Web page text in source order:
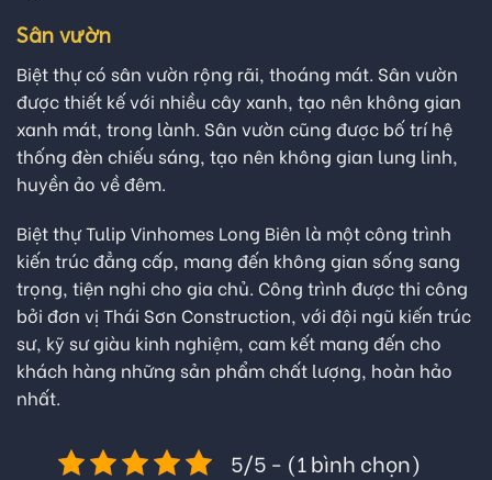
Sân vườn
Biệt thự có sân vườn rộng rãi, thoáng mát. Sân vườn
được thiết kế với nhiều cây xanh, tạo nên không gian
xanh mát, trong lành. Sân vườn cũng được bố trí hệ
thống đèn chiếu sáng, tạo nên không gian lung linh,
huyền ảo về đêm.
Biệt thự Tulip Vinhomes Long Biên là một công trình
kiến trúc đẳng cấp, mang đến không gian sống sang
trọng, tiện nghi cho gia chủ. Công trình được thi công
bởi đơn vị Thái Sơn Construction, với đội ngũ kiến trúc
sư, kỹ sư giàu kinh nghiệm, cam kết mang đến cho
khách hàng những sản phẩm chất lượng, hoàn hảo
nhất.
5/5 - (1 bình chọn)